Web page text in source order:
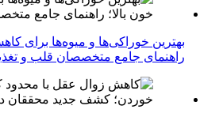
بهترین خوراکی‌ها و میوه‌ها برای
راهنمای جامع متخصصان قلب و